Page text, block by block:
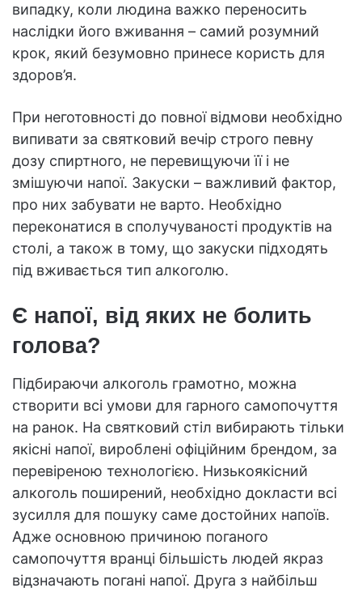
випадку, коли людина важко переносить
наслідки його вживання – самий розумний
крок, який безумовно принесе користь для
здоров’я.
При неготовності до повної відмови необхідно
випивати за святковий вечір строго певну
дозу спиртного, не перевищуючи її і не
змішуючи напої. Закуски – важливий фактор,
про них забувати не варто. Необхідно
переконатися в сполучуваності продуктів на
столі, а також в тому, що закуски підходять
під вживається тип алкоголю.
Є напої, від яких не болить
голова?
Підбираючи алкоголь грамотно, можна
створити всі умови для гарного самопочуття
на ранок. На святковий стіл вибирають тільки
якісні напої, вироблені офіційним брендом, за
перевіреною технологією. Низькоякісний
алкоголь поширений, необхідно докласти всі
зусилля для пошуку саме достойних напоїв.
Адже основною причиною поганого
самопочуття вранці більшість людей якраз
відзначають погані напої. Друга з найбільш